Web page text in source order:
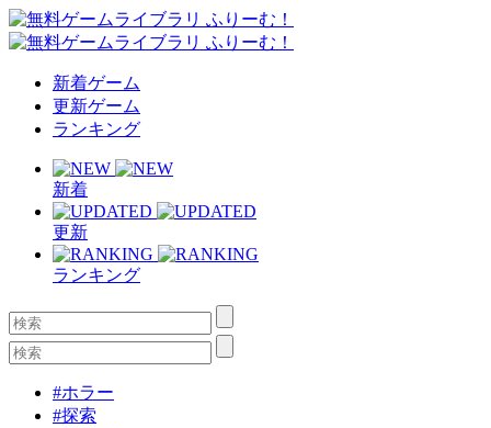
新着ゲーム
更新ゲーム
ランキング
新着
更新
ランキング
#ホラー
#探索